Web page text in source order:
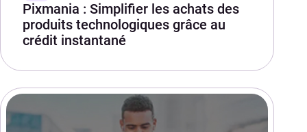
Pixmania : Simplifier les achats des
produits technologiques grâce au
crédit instantané